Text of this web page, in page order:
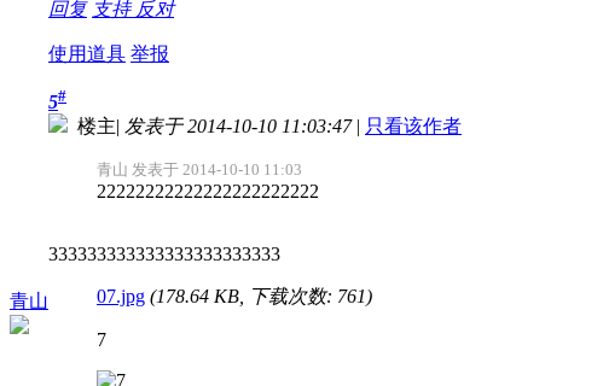
回复 支持 反对
使用道具 举报
青山
5#
楼主| 发表于 2014-10-10 11:03:47 | 只看该作者
青山 发表于 2014-10-10 11:03
22222222222222222222222
333333333333333333333333
07.jpg (178.64 KB, 下载次数: 761)
7